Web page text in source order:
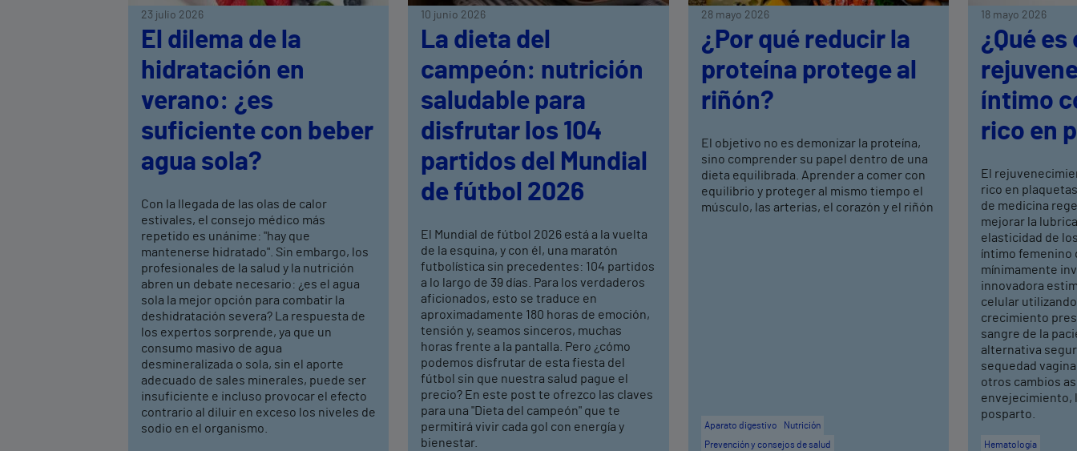
23 julio 2026
El dilema de la
hidratación en
verano: ¿es
suficiente con beber
agua sola?
Con la llegada de las olas de calor
estivales, el consejo médico más
repetido es unánime: "hay que
mantenerse hidratado". Sin embargo, los
profesionales de la salud y la nutrición
abren un debate necesario: ¿es el agua
sola la mejor opción para combatir la
deshidratación severa? La respuesta de
los expertos sorprende, ya que un
consumo masivo de agua
desmineralizada o sola, sin el aporte
adecuado de sales minerales, puede ser
insuficiente e incluso provocar el efecto
contrario al diluir en exceso los niveles de
sodio en el organismo.
10 junio 2026
La dieta del
campeón: nutrición
saludable para
disfrutar los 104
partidos del Mundial
de fútbol 2026
El Mundial de fútbol 2026 está a la vuelta
de la esquina, y con él, una maratón
futbolística sin precedentes: 104 partidos
a lo largo de 39 días. Para los verdaderos
aficionados, esto se traduce en
aproximadamente 180 horas de emoción,
tensión y, seamos sinceros, muchas
horas frente a la pantalla. Pero ¿cómo
podemos disfrutar de esta fiesta del
fútbol sin que nuestra salud pague el
precio? En este post te ofrezco las claves
para una "Dieta del campeón" que te
permitirá vivir cada gol con energía y
bienestar.
28 mayo 2026
¿Por qué reducir la
proteína protege al
riñón?
El objetivo no es demonizar la proteína,
sino comprender su papel dentro de una
dieta equilibrada. Aprender a comer con
equilibrio y proteger al mismo tiempo el
músculo, las arterias, el corazón y el riñón
Aparato digestivo
Nutrición
Prevención y consejos de salud
18 mayo 2026
¿Qué es
íntimo
rico en
El
rico en
de medicina
mejorar la
elasticidad de
íntimo femenino
mínimamente
innovadora
celular
crecimiento
sangre de la
alternativa
sequedad
otros cambios
envejecimiento,
posparto.
Hematología